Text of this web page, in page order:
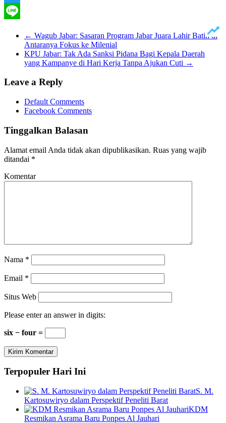
Twitter
← Wagub Jabar: Sasaran Program Jabar Juara Lahir Batin di
Antaranya Fokus ke Milenial
KPU Jabar: Tak Ada Sanksi Pidana Bagi Kepala Daerah
yang Kampanye di Hari Kerja Tanpa Ajukan Cuti →
Leave a Reply
Default Comments
Facebook Comments
Tinggalkan Balasan
Alamat email Anda tidak akan dipublikasikan. Ruas yang wajib
ditandai *
Komentar
Nama *
Email *
Situs Web
Please enter an answer in digits:
six − four =
Terpopuler Hari Ini
S. M.
Kartosuwiryo dalam Perspektif Peneliti Barat
KDM
Resmikan Asrama Baru Ponpes Al Jauhari